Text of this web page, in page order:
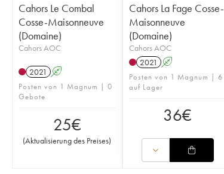
Cahors Le Combal
Cosse-Maisonneuve
(Domaine)
Cahors AOC
2021 A
Posten von 1 Magnum | 0
Gebote
25€
(Aktualisierung des Preises)
Cahors La Fage Cosse-
Maisonneuve
(Domaine)
Cahors AOC
2021 A
Posten von 1 Magnum | 6
auf Lager
36€